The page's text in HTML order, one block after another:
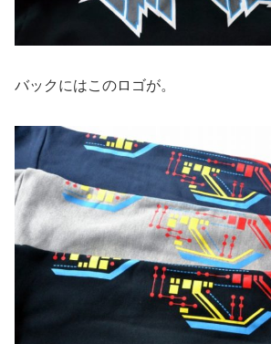
バックにはこのロゴが。